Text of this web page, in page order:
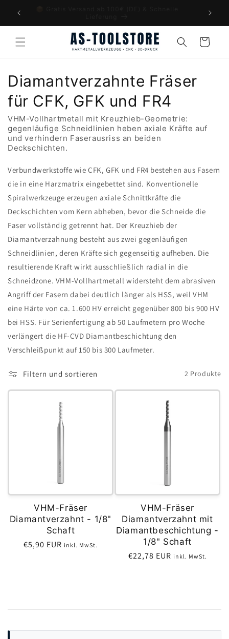
zum
USt- 💎
Warenkorb
K
a
t
e
o
r
i
e
:
Diamantverzahnte Fräser
für CFK, GFK und FR4
VHM-Vollhartmetall mit Kreuzhieb-Geometrie:
gegenläufige Schneidlinien heben axiale Kräfte auf
und verhindern Faserausriss an beiden
Deckschichten.
Verbundwerkstoffe wie CFK, GFK und FR4 bestehen aus Fasern
die in eine Harzmatrix eingebettet sind. Konventionelle
Spiralwerkzeuge erzeugen axiale Schnittkräfte die
Deckschichten vom Kern abheben, bevor die Schneide die
Faser vollständig getrennt hat. Der Kreuzhieb der
Diamantverzahnung besteht aus zwei gegenläufigen
Schneidlinien, deren Kräfte sich gegenseitig aufheben. Die
resultierende Kraft wirkt ausschließlich radial in die
Schneidzone. VHM-Vollhartmetall widersteht dem abrasiven
Angriff der Fasern dabei deutlich länger als HSS, weil VHM
eine Härte von ca. 1.600 HV erreicht gegenüber 800 bis 900 HV
bei HSS. Für Serienfertigung ab 50 Laufmetern pro Woche
verlängert die HF-CVD Diamantbeschichtung den
Verschleißpunkt auf 150 bis 300 Laufmeter.
Filtern und sortieren 2 Produkte
VHM-Fräser
Diamantverzahnt - 1/8"
Schaft
€5,90 EUR inkl. MwSt.
VHM-Fräser
Diamantverzahnt mit
Diamantbeschichtung -
1/8" Schaft
€22,78 EUR inkl. MwSt.